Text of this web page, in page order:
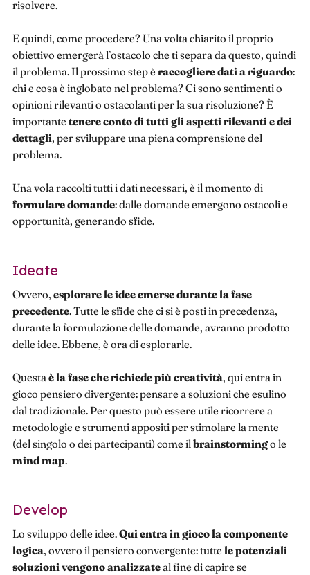
risolvere.
E quindi, come procedere? Una volta chiarito il proprio
obiettivo emergerà l’ostacolo che ti separa da questo, quindi
il problema. Il prossimo step è raccogliere dati a riguardo:
chi e cosa è inglobato nel problema? Ci sono sentimenti o
opinioni rilevanti o ostacolanti per la sua risoluzione? È
importante tenere conto di tutti gli aspetti rilevanti e dei
dettagli, per sviluppare una piena comprensione del
problema.
Una vola raccolti tutti i dati necessari, è il momento di
formulare domande: dalle domande emergono ostacoli e
opportunità, generando sfide.
Ideate
Ovvero, esplorare le idee emerse durante la fase
precedente. Tutte le sfide che ci si è posti in precedenza,
durante la formulazione delle domande, avranno prodotto
delle idee. Ebbene, è ora di esplorarle.
Questaè la fase che richiede più creatività, qui entra in
gioco pensiero divergente: pensare a soluzioni che esulino
dal tradizionale. Per questo può essere utile ricorrere a
metodologie e strumenti appositi per stimolare la mente
(del singolo o dei partecipanti) come ilbrainstormingo le
mind map.
Develop
Lo sviluppo delle idee.Qui entra in gioco la componente
logica, ovvero il pensiero convergente: tutte le potenziali
soluzioni vengono analizzateal fine di capire se